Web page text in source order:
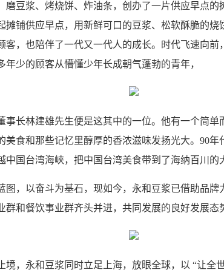
磨豆浆、烤烧饼、炸油条，创办了一片供应早点的
摊铺供应早点，用新鲜可口的豆浆、松软酥脆的烧
客，也陪伴了一代又一代人的成长。时代飞速向前
年少的顾客从懵懂少年长成朝气蓬勃的青年，
事长林建雄先生便是这其中的一位。他有一个简单
美食和那些记忆里醇厚的香浓滋味发扬光大。 90年
中国台湾海峡，把中国台湾美食带到了海纳百川的
图，以奋斗为基石，现如今，永和豆浆已借助品牌
群和餐饮事业群齐头并进，共同发展的良好发展态
境，永和豆浆同时立足上海，放眼全球，以 “让全